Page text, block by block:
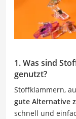
1. Was sind
genutzt?
Stoffklammern,
gute Alternative
schnell und